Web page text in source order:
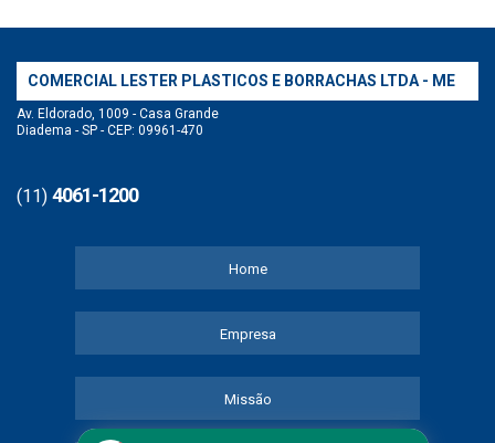
COMERCIAL LESTER PLASTICOS E BORRACHAS LTDA - ME
Av. Eldorado, 1009 - Casa Grande
Diadema - SP - CEP: 09961-470
(11) 4061-1200
Home
Empresa
Missão